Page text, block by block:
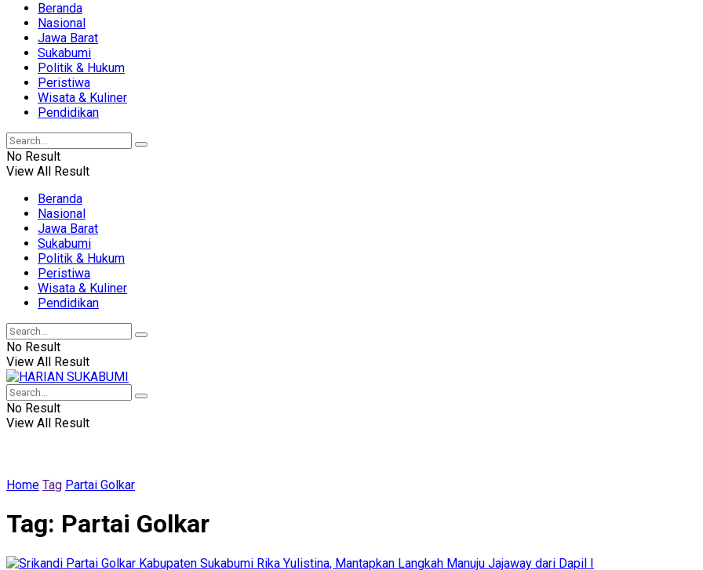
Beranda
Nasional
Jawa Barat
Sukabumi
Politik & Hukum
Peristiwa
Wisata & Kuliner
Pendidikan
No Result
View All Result
Beranda
Nasional
Jawa Barat
Sukabumi
Politik & Hukum
Peristiwa
Wisata & Kuliner
Pendidikan
No Result
View All Result
No Result
View All Result
Home Tag Partai Golkar
Tag: Partai Golkar